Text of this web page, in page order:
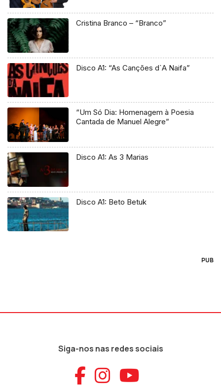
Cristina Branco – “Branco”
Disco A1: “As Canções d`A Naifa”
“Um Só Dia: Homenagem à Poesia
Cantada de Manuel Alegre”
Disco A1: As 3 Marias
Disco A1: Beto Betuk
PUB
Siga-nos nas redes sociais
Aceder ao
Aceder ao
Aceder